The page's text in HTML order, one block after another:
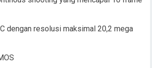
dengan resolusi maksimal 20,2 mega